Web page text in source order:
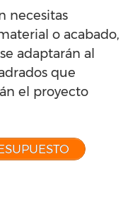
necesitas
o acabado,
adaptarán al
que
el proyecto